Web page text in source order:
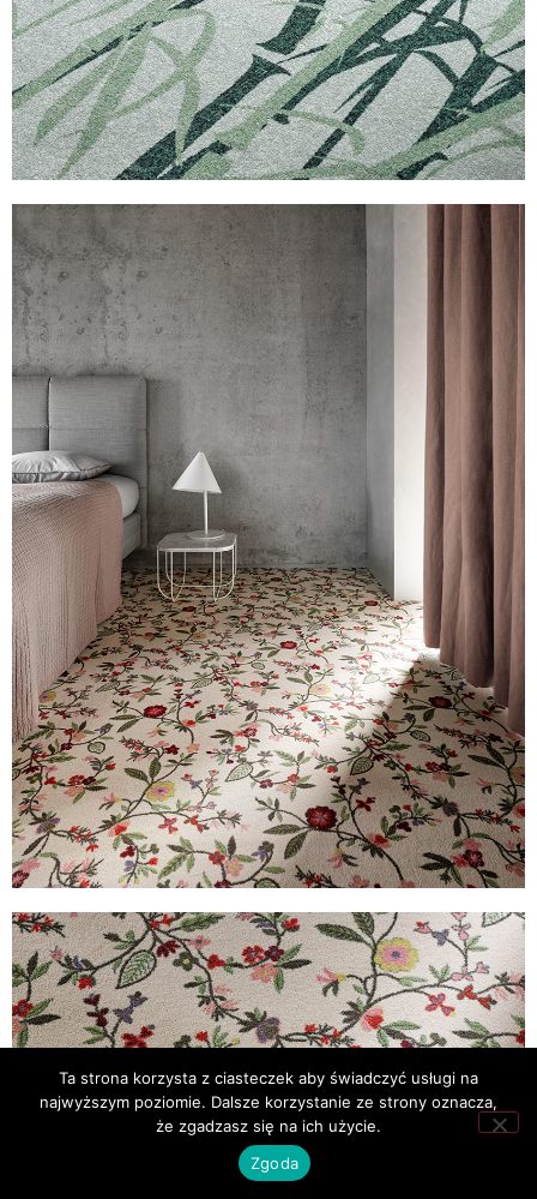
Ta strona korzysta z ciasteczek aby świadczyć usługi na
najwyższym poziomie. Dalsze korzystanie ze strony oznacza,
że zgadzasz się na ich użycie.
Zgoda